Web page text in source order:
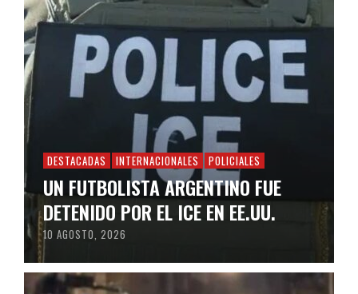
DESTACADAS INTERNACIONALES POLICIALES
UN FUTBOLISTA ARGENTINO FUE
DETENIDO POR EL ICE EN EE.UU.
10 AGOSTO, 2026